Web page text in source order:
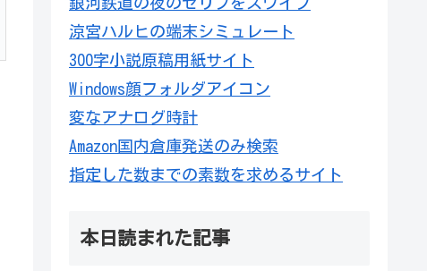
涼宮ハルヒの端末シミュレート
300字小説原稿用紙サイト
Windows顔フォルダアイコン
変なアナログ時計
Amazon国内倉庫発送のみ検索
指定した数までの素数を求めるサイト
本日読まれた記事